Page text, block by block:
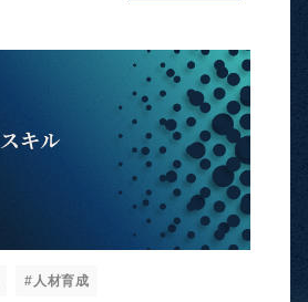
#人材育成